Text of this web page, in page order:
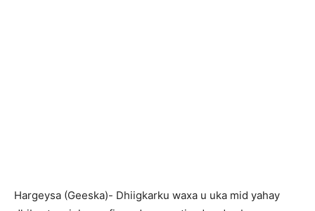
Hargeysa (Geeska)- Dhiigkarku waxa u uka mid yahay